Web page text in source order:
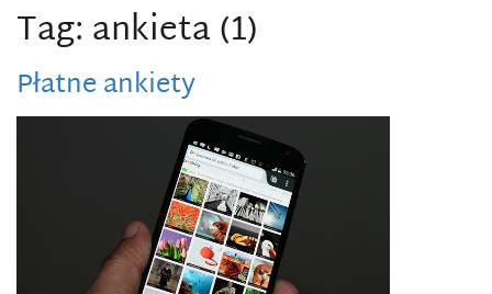
Tag: ankieta (1)
Płatne ankiety